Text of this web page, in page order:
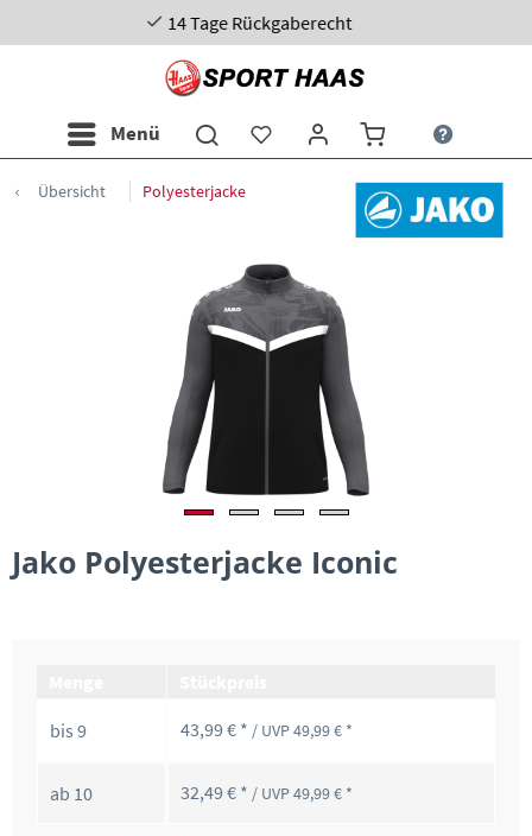
Rückgaberecht
Menü
Übersicht Polyesterjacke
Jako Polyesterjacke Iconic
bis 9 43,99 € * / UVP 49,99 € *
ab 10 32,49 € * / UVP 49,99 € *